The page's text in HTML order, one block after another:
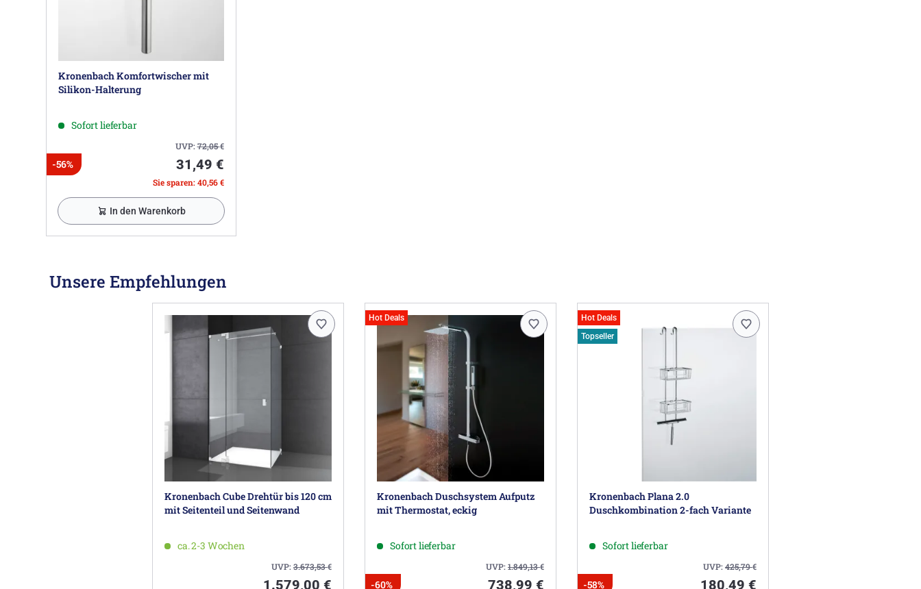
Kronenbach Komfortwischer mit
Silikon-Halterung
Sofort lieferbar
UVP:72,05€
-56% 31,49 €
Sie sparen: 40,56 €
In den Warenkorb
Unsere Empfehlungen
Kronenbach Cube Drehtür bis 120 cm
mit Seitenteil und Seitenwand
ca. 2-3 Wochen
UVP:3.673,53€
1.579,00 €
Hot Deals
Kronenbach Duschsystem Aufputz
mit Thermostat, eckig
Sofort lieferbar
UVP:1.849,13€
-60% 738,99 €
Hot Deals
Topseller
Kronenbach Plana 2.0
Duschkombination 2-fach Variante
Sofort lieferbar
UVP:425,79€
-58% 180,49 €